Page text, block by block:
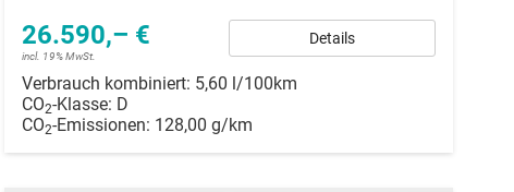
26.590,– €
incl. 19% MwSt.
Details
Verbrauch kombiniert: 5,60 l/100km
CO2-Klasse: D
CO2-Emissionen: 128,00 g/km